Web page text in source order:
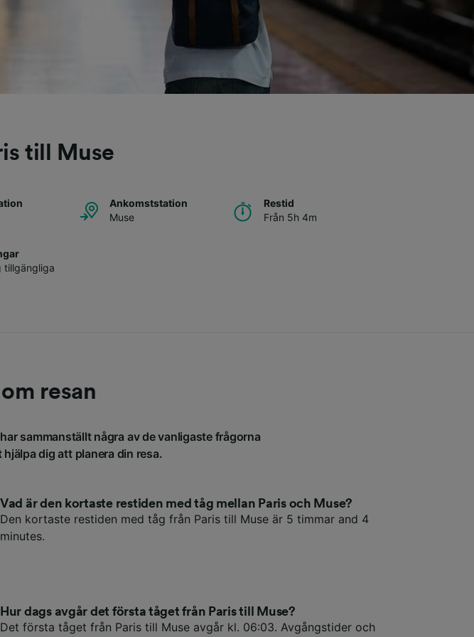
till Muse
Ankomststation
Muse
Restid
Från 5h 4m
tillgängliga
resan
sammanställt några av de vanligaste frågorna
dig att planera din resa.
Vad är den kortaste restiden med tåg mellan Paris och Muse?
Den kortaste restiden med tåg från Paris till Muse är 5 timmar and 4
minutes.
Hur dags avgår det första tåget från Paris till Muse?
Det första tåget från Paris till Muse avgår kl. 06:03. Avgångstider och